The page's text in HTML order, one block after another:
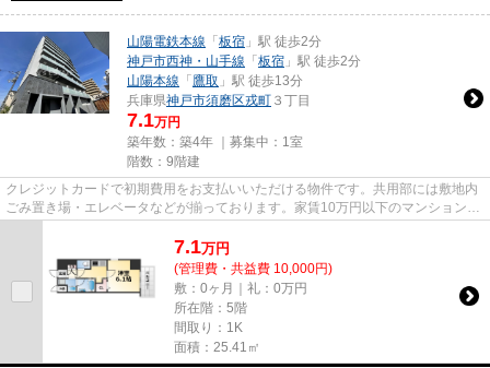
山陽電鉄本線 「 板宿 」駅 徒歩2分
神戸市西神・山手線 「 板宿 」駅 徒歩2分
山陽本線 「 鷹取 」駅 徒歩13分
兵庫県神戸市須磨区戎町 ３丁目
7.1万円
築年数：築4年 ｜募集中： 1室
階数：9階建
クレジットカードで初期費用をお支払いいただける物件です。共用部には敷地内
ごみ置き場・エレベータなどが揃っております。家賃10万円以下のマンションを
7.1万円
(管理費・共益費 10,000円)
敷：0ヶ月｜礼：0万円
所在階：5階
間取り：1K
面積：25.41㎡